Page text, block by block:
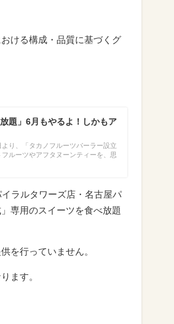
ける構成・品質に基づくグ
題」6月もやるよ！しかもア
り、「タカノフルーツパーラー設立
ルーツやアフタヌーンティーを、思
ラルタワーズ店・名古屋パ
専用のスイーツを食べ放題
を行っていません。
ます。